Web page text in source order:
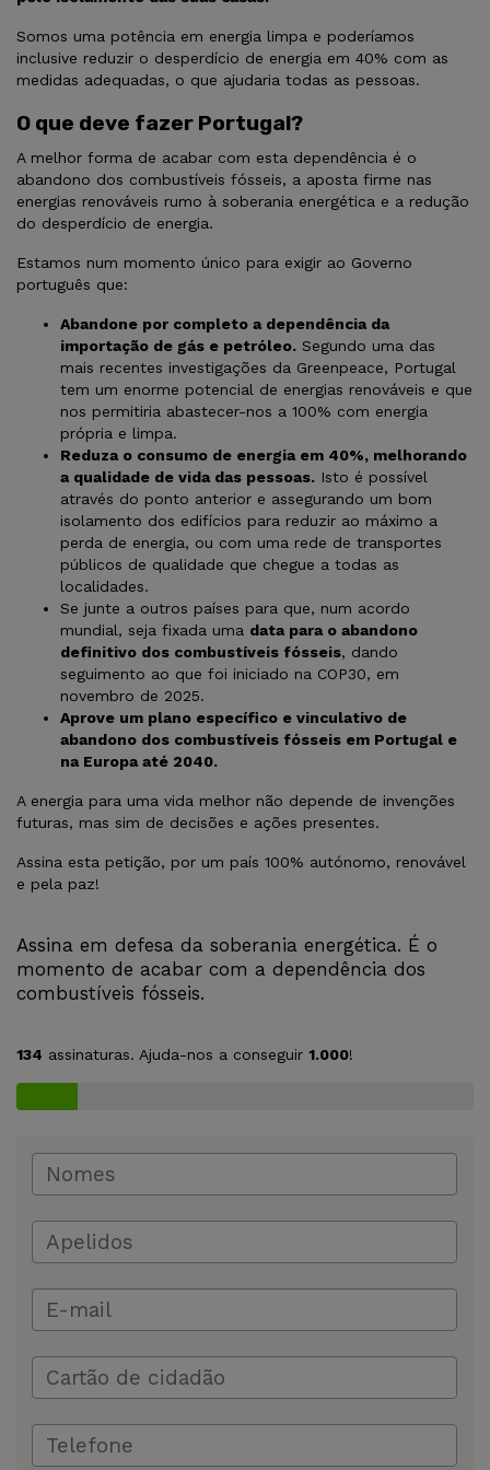
Somos uma potência em energia limpa e poderíamos
inclusive reduzir o desperdício de energia em 40% com as
medidas adequadas, o que ajudaria todas as pessoas.
O que deve fazer Portugal?
A melhor forma de acabar com esta dependência é o
abandono dos combustíveis fósseis, a aposta firme nas
energias renováveis rumo à soberania energética e a redução
do desperdício de energia.
Estamos num momento único para exigir ao Governo
português que:
Abandone por completo a dependência da
importação de gás e petróleo. Segundo uma das
mais recentes investigações da Greenpeace, Portugal
tem um enorme potencial de energias renováveis e que
nos permitiria abastecer-nos a 100% com energia
própria e limpa.
Reduza o consumo de energia em 40%, melhorando
a qualidade de vida das pessoas. Isto é possível
através do ponto anterior e assegurando um bom
isolamento dos edifícios para reduzir ao máximo a
perda de energia, ou com uma rede de transportes
públicos de qualidade que chegue a todas as
localidades.
Se junte a outros países para que, num acordo
mundial, seja fixada uma data para o abandono
definitivo dos combustíveis fósseis, dando
seguimento ao que foi iniciado na COP30, em
novembro de 2025.
Aprove um plano específico e vinculativo de
abandono dos combustíveis fósseis em Portugal e
na Europa até 2040.
A energia para uma vida melhor não depende de invenções
futuras, mas sim de decisões e ações presentes.
Assina esta petição, por um país 100% autónomo, renovável
e pela paz!
Assina em defesa da soberania energética. É o
momento de acabar com a dependência dos
combustíveis fósseis.
134 assinaturas. Ajuda-nos a conseguir 1.000!